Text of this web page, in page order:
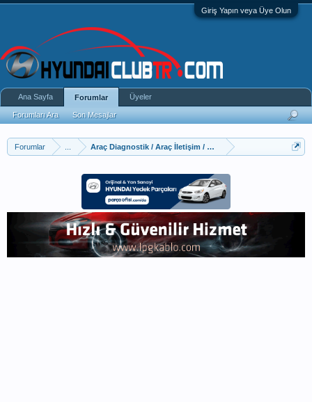
Giriş Yapın veya Üye Olun
Forumlar Araç Diagnostik / Araç İletişim / OBD Sistemleri
Ana Sayfa Forumlar
Forumları Ara Son Mesajlar
Üyeler